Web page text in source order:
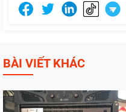
BÀI VIẾT KHÁC